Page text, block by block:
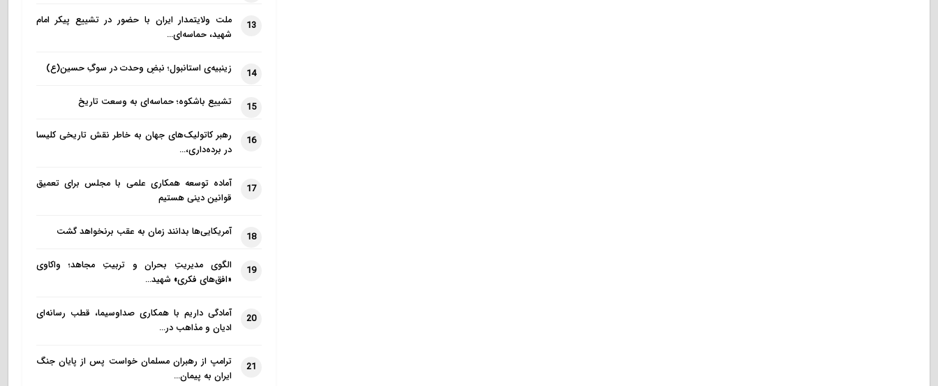
13
ملت ولایتمدار ایران با حضور در تشییع پیکر امام
شهید، حماسه‌ای…
14 زینبیه‌ی استانبول؛ نبضِ وحدت در سوگِ حسین(ع)
15 تشییع باشکوه؛ حماسه‌ای به وسعت تاریخ
16
رهبر کاتولیک‌های جهان به خاطر نقش تاریخی کلیسا
در برده‌داری،…
17
آماده توسعه همکاری علمی با مجلس برای تعمیق
قوانین دینی هستیم
18 آمریکایی‌ها بدانند زمان به عقب برنخواهد گشت
19
الگوی مدیریتِ بحران و تربیتِ مجاهد؛ واکاوی
«افق‌های فکری» شهید…
20
آمادگی داریم با همکاری صداوسیما، قطب رسانه‌ای
ادیان و مذاهب در…
21
ترامپ از رهبران مسلمان خواست پس از پایان جنگ
ایران به پیمان…